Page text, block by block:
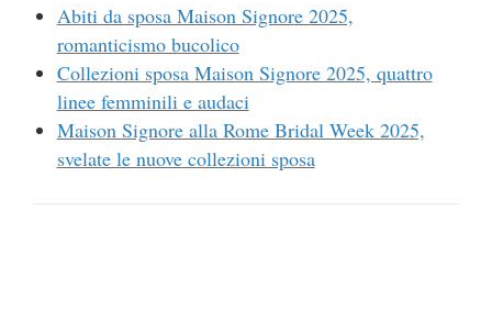
Abiti da sposa Maison Signore 2025,
romanticismo bucolico
Collezioni sposa Maison Signore 2025, quattro
linee femminili e audaci
Maison Signore alla Rome Bridal Week 2025,
svelate le nuove collezioni sposa